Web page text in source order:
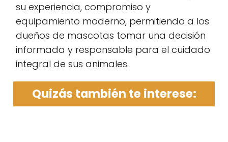
su experiencia, compromiso y
equipamiento moderno, permitiendo a los
dueños de mascotas tomar una decisión
informada y responsable para el cuidado
integral de sus animales.
Quizás también te interese: